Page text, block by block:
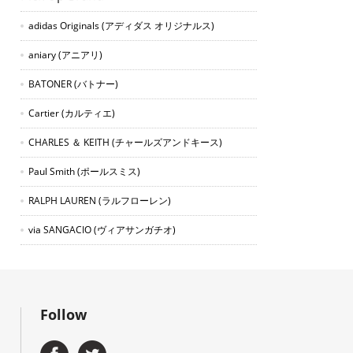
adidas Originals(アディダス オリジナルス)
aniary(アニアリ)
BATONER(バトナー)
Cartier(カルティエ)
CHARLES ＆ KEITH (チャールズアンドキース)
Paul Smith(ポールスミス)
RALPH LAUREN (ラルフローレン)
via SANGACIO(ヴィアサンガチオ)
Follow